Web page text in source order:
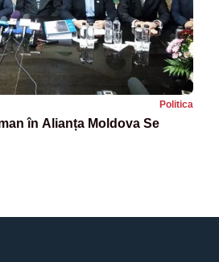
Politica
în Alianța Moldova Se